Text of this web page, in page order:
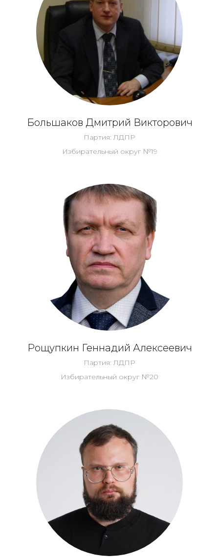
Большаков Дмитрий Викторович
Партия: ЛДПР
Избирательный округ №19
Рощупкин Геннадий Алексеевич
Партия: ЛДПР
Избирательный округ №20